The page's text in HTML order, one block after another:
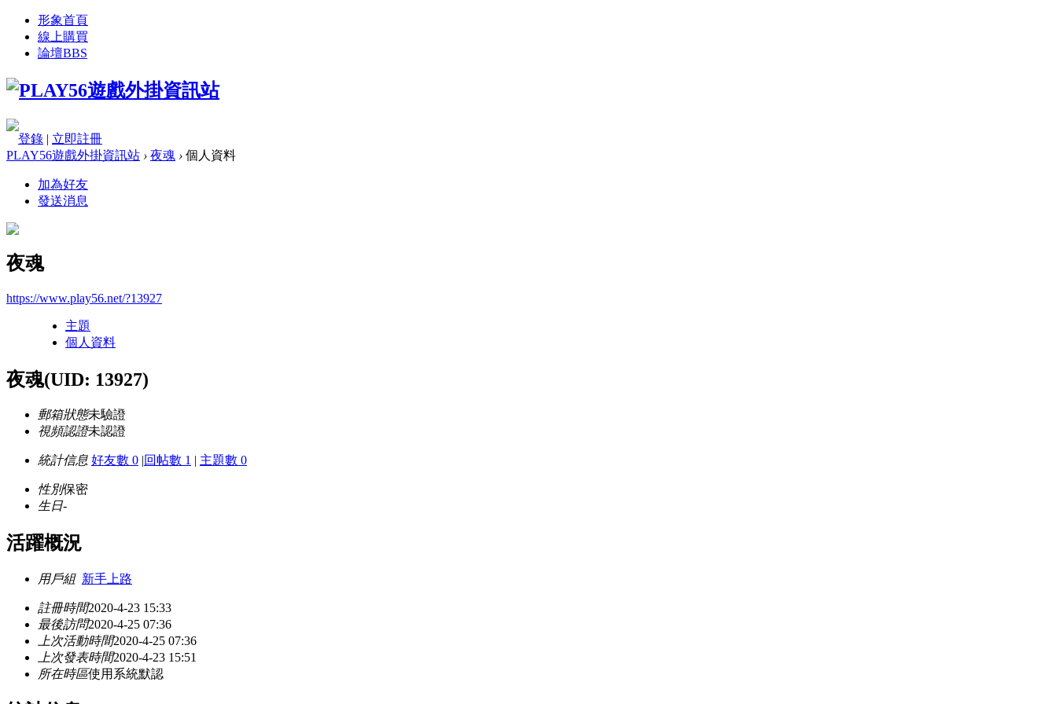
形象首頁
線上購買
論壇BBS
登錄 | 立即註冊
PLAY56遊戲外掛資訊站 › 夜魂 › 個人資料
加為好友
發送消息
夜魂
https://www.play56.net/?13927
主題
個人資料
夜魂(UID: 13927)
郵箱狀態未驗證
視頻認證未認證
統計信息 好友數 0 |回帖數 1 | 主題數 0
性別保密
生日-
活躍概況
用戶組 新手上路
註冊時間2020-4-23 15:33
最後訪問2020-4-25 07:36
上次活動時間2020-4-25 07:36
上次發表時間2020-4-23 15:51
所在時區使用系統默認